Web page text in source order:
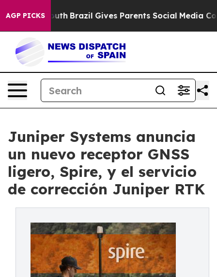
AGP PICKS
to Youth Brazil Gives Parents Social Media Controls
Juniper Systems anuncia
un nuevo receptor GNSS
ligero, Spire, y el servicio
de corrección Juniper RTK